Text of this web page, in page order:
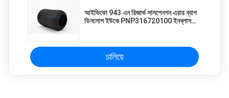
আইভিকো 943 এন রিজার্ভ সাসপেনশন এয়ার ব্যাগ
ডিনলোপ ইউকে PNP316720100 ইনব্লাস
চালিয়ে